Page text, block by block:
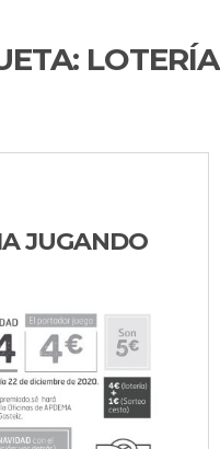
LOTERÍA
JUGANDO